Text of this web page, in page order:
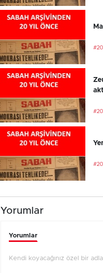
Yorumlar
Yorumlar
Kendi koyacağınız özel bir